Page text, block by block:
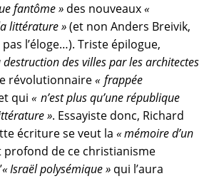
fantôme » des nouveaux«
littérature »(et non Anders Breivik,
l’éloge…). Triste épilogue,
destruction des villes par les architectes
révolutionnaire« frappée
qui« n’est plus qu’une république
». Essayiste donc, Richard
écriture se veut la« mémoire d’un
profond de ce christianisme
« Israël polysémique » qui l’aura